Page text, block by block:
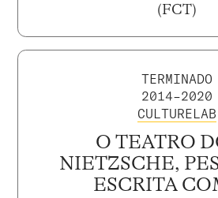
(FCT)
TERMINADO
2014–2020
CULTURELAB
O TEATRO
NIETZSCHE,
ESCRITA